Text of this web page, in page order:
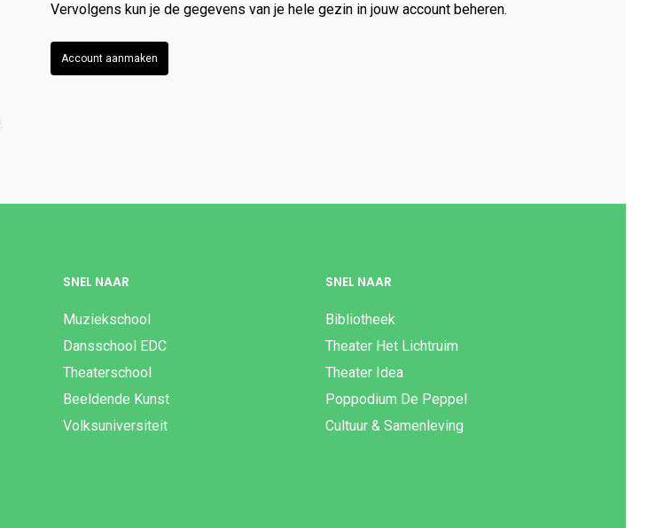
Vervolgens kun je de gegevens van je hele gezin in jouw account beheren.
Account aanmaken
SNEL NAAR
Muziekschool
Dansschool EDC
Theaterschool
Beeldende Kunst
Volksuniversiteit
SNEL NAAR
Bibliotheek
Theater Het Lichtruim
Theater Idea
Poppodium De Peppel
Cultuur & Samenleving